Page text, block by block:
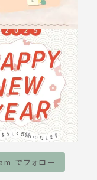
でフォロー